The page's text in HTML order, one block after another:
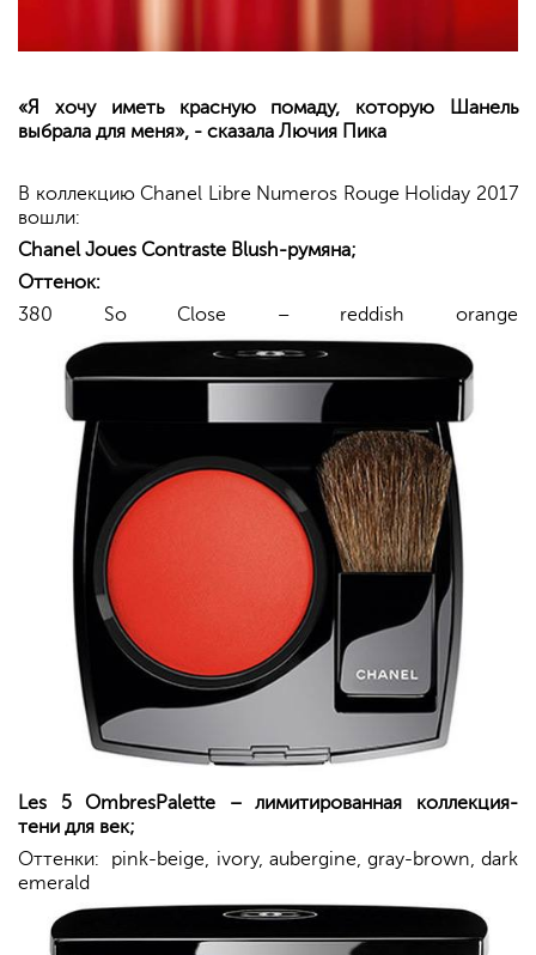
«Я хочу иметь красную помаду, которую Шанель
выбрала для меня», - сказала Лючия Пика
В коллекцию Chanel Libre Numeros Rouge Holiday 2017
вошли:
Chanel Joues Contraste Blush-румяна;
Оттенок:
380 So Close – reddish orange
Les 5OmbresPalette – лимитированная коллекция-
тени для век;
Оттенки: pink-beige, ivory, aubergine, gray-brown, dark
emerald